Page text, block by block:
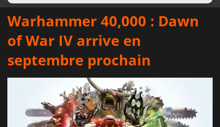
LOGICIELS
NEWS
SE CONNECTER OU S'INSCRIRE
Warhammer 40,000 : Dawn
of War IV arrive en
septembre prochain